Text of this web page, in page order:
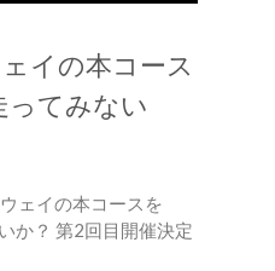
イの本コース
ってみない
ェイの本コースを
か？ 第2回目開催決定